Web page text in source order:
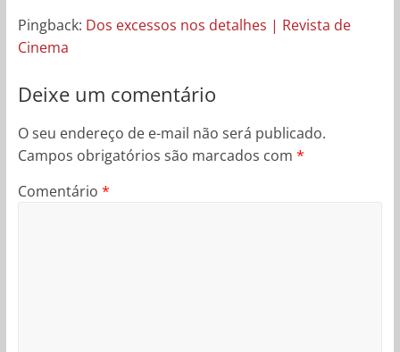
Pingback: Dos excessos nos detalhes | Revista de
Cinema
Deixe um comentário
O seu endereço de e-mail não será publicado.
Campos obrigatórios são marcados com *
Comentário *